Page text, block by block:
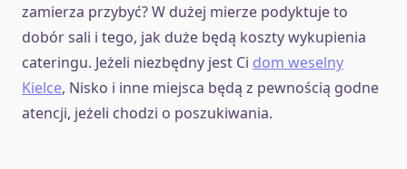
zamierza przybyć? W dużej mierze podyktuje to
dobór sali i tego, jak duże będą koszty wykupienia
cateringu. Jeżeli niezbędny jest Ci dom weselny
Kielce, Nisko i inne miejsca będą z pewnością godne
atencji, jeżeli chodzi o poszukiwania.